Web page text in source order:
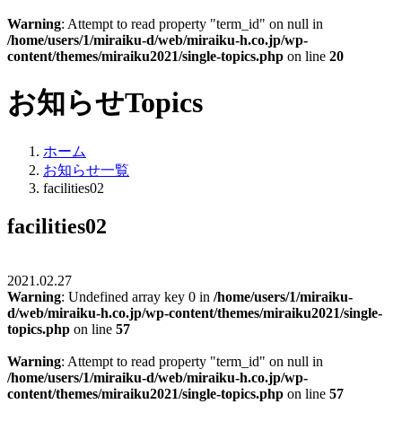
Warning: Attempt to read property "term_id" on null in
/home/users/1/miraiku-d/web/miraiku-h.co.jp/wp-
content/themes/miraiku2021/single-topics.php on line 20
お知らせTopics
ホーム
お知らせ一覧
facilities02
facilities02
2021.02.27
Warning: Undefined array key 0 in /home/users/1/miraiku-
d/web/miraiku-h.co.jp/wp-content/themes/miraiku2021/single-
topics.php on line 57
Warning: Attempt to read property "term_id" on null in
/home/users/1/miraiku-d/web/miraiku-h.co.jp/wp-
content/themes/miraiku2021/single-topics.php on line 57